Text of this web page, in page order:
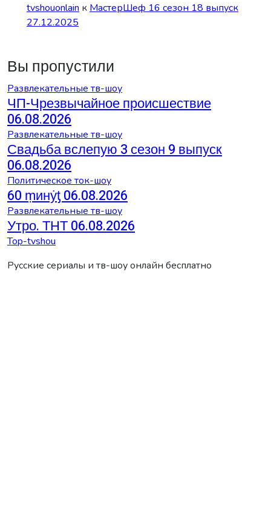
tvshouonlain к МастерШеф 16 сезон 18 выпуск
27.12.2025
Вы пропустили
Развлекательные тв-шоу
ЧП-Чрезвычайное происшествие
06.08.2026
Развлекательные тв-шоу
Свадьба вслепую 3 сезон 9 выпуск
06.08.2026
Политическое ток-шоу
60 ṃинẏƫ 06.08.2026
Развлекательные тв-шоу
Утро. ТНТ 06.08.2026
Top-tvshou
Русские сериалы и тв-шоу онлайн бесплатно